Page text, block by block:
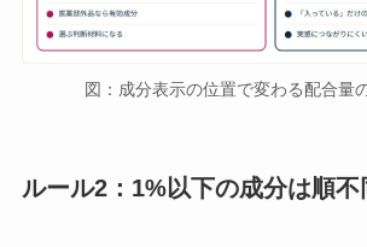
図：成分表示の位置で変わる配合量
ルール2：1%以下の成分は順不